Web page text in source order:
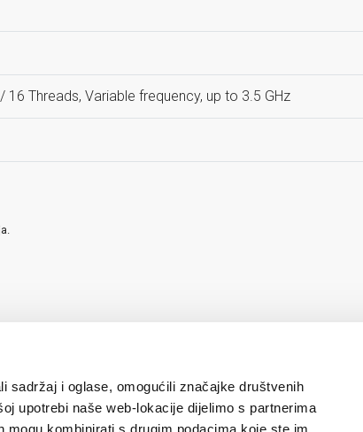
sadržaj i oglase, omogućili značajke društvenih
upotrebi naše web-lokacije dijelimo s partnerima
16 Threads, Variable frequency, up to 3.5 GHz